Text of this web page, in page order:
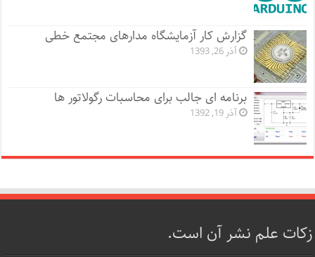
گزارش کار آزمایشگاه مدارهای مجتمع خطی
آذر 26, 1393
برنامه ای جالب برای محاسبات رگولاتور ها
آذر 19, 1392
زکات علم نشر آن است.